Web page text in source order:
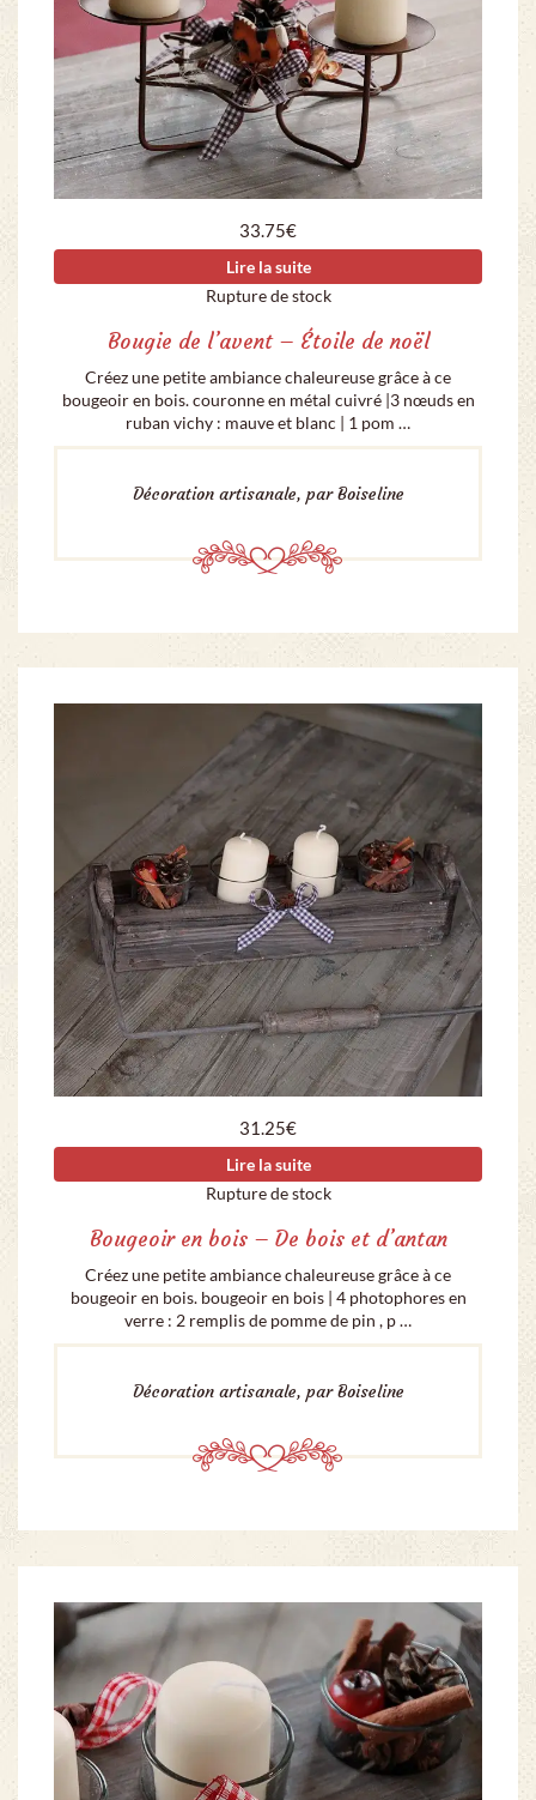
33.75€
Lire la suite
Rupture de stock
Bougie de l’avent – Étoile de noël
Créez une petite ambiance chaleureuse grâce à ce
bougeoir en bois. couronne en métal cuivré |3 nœuds en
ruban vichy : mauve et blanc | 1 pom …
Décoration artisanale, par Boiseline
31.25€
Lire la suite
Rupture de stock
Bougeoir en bois – De bois et d’antan
Créez une petite ambiance chaleureuse grâce à ce
bougeoir en bois. bougeoir en bois | 4 photophores en
verre : 2 remplis de pomme de pin , p …
Décoration artisanale, par Boiseline